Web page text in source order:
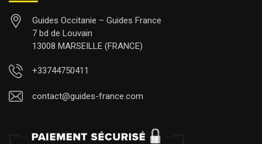
Guides Occitanie – Guides France
7 bd de Louvain
13008 MARSEILLE (FRANCE)
+33744750411
contact@guides-france.com